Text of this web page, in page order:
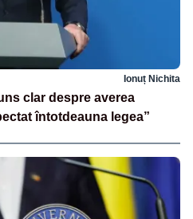
Ionuț Nichita
clar despre averea
întotdeauna legea”